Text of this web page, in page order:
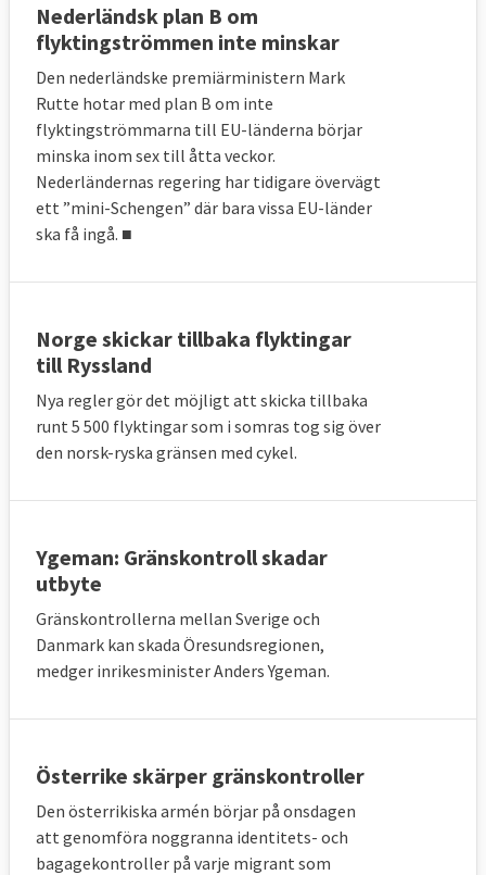
Nederländsk plan B om
flyktingströmmen inte minskar
Den nederländske premiärministern Mark
Rutte hotar med plan B om inte
flyktingströmmarna till EU-länderna börjar
minska inom sex till åtta veckor.
Nederländernas regering har tidigare övervägt
ett ”mini-Schengen” där bara vissa EU-länder
ska få ingå. ■
Norge skickar tillbaka flyktingar
till Ryssland
Nya regler gör det möjligt att skicka tillbaka
runt 5 500 flyktingar som i somras tog sig över
den norsk-ryska gränsen med cykel.
Ygeman: Gränskontroll skadar
utbyte
Gränskontrollerna mellan Sverige och
Danmark kan skada Öresundsregionen,
medger inrikesminister Anders Ygeman.
Österrike skärper gränskontroller
Den österrikiska armén börjar på onsdagen
att genomföra noggranna identitets- och
bagagekontroller på varje migrant som